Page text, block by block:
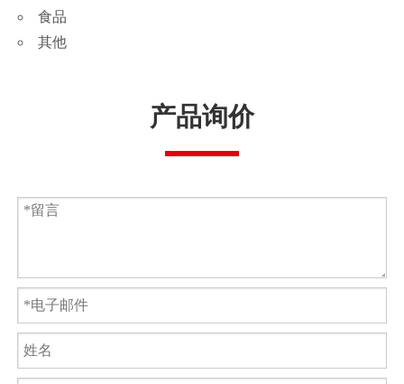
食品
其他
产品询价